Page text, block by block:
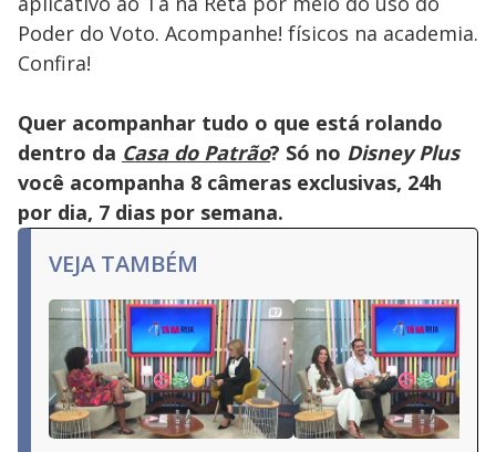
Poder do Voto. Acompanhe! físicos na academia.
Confira!
Quer acompanhar tudo o que está rolando
dentro da Casa do Patrão? Só no Disney Plus
você acompanha 8 câmeras exclusivas, 24h
por dia, 7 dias por semana.
VEJA TAMBÉM